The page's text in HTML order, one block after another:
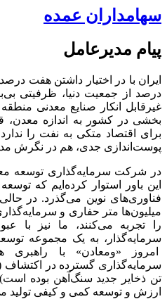
سهامداران عمده
پیام مدیرعامل
ایران با در اختیار داشتن هفت
درصد از جمعیت دنیا، ظرفیتی
غیرقابل انکار صنایع معدنی
بخشی در کشور به اندازه معدن،
برای اقتصاد متکی به نفت را
پوست‌اندازی جدی، هم در نگرش
در شرکت سرمایه‌گذاری توسعه
این باور استوار کرده‌ایم که
فناوری‌های نوین می‌گذرد. در
میلیون‌ها متر حفاری و
را تجربه می‌کنند، ما نیز با
سرمایه‌گذار، به یک مجموعه
امروز «ومعادن» با
تن ذخایر جدید سنگ‌آهن بوده
ارزش و توسعه کمی و کیفی تولید